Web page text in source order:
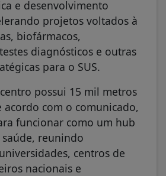
e desenvolvimento
projetos voltados à
biofármacos,
diagnósticos e outras
para o SUS.
possui 15 mil metros
acordo com o comunicado,
funcionar como um hub
reunindo
centros de
nacionais e